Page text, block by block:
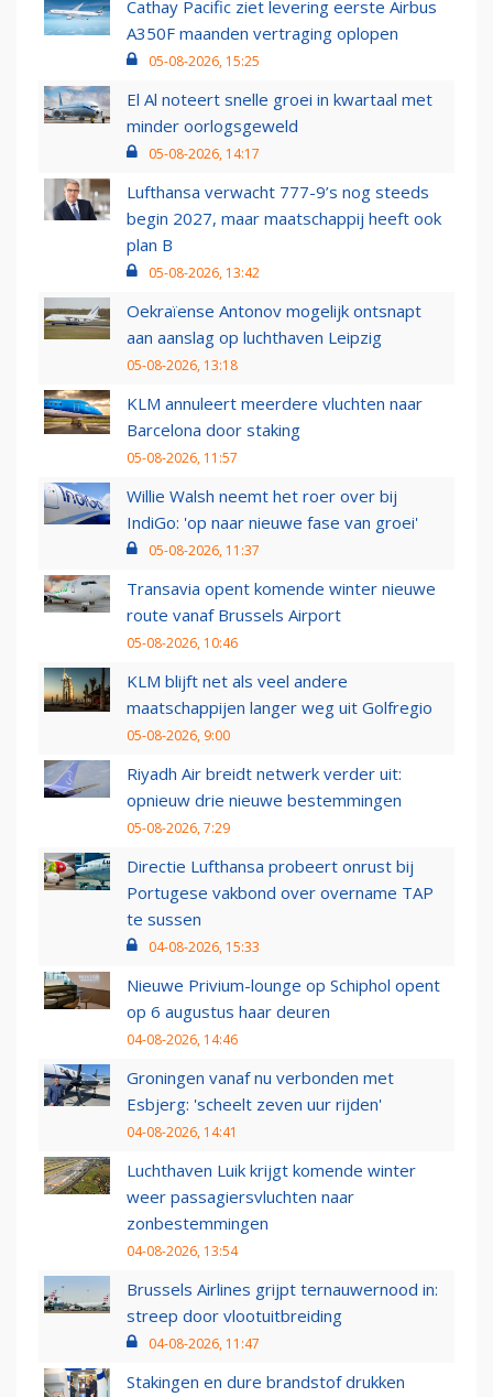
Cathay Pacific ziet levering eerste Airbus
A350F maanden vertraging oplopen
05-08-2026, 15:25
El Al noteert snelle groei in kwartaal met
minder oorlogsgeweld
05-08-2026, 14:17
Lufthansa verwacht 777-9’s nog steeds
begin 2027, maar maatschappij heeft ook
plan B
05-08-2026, 13:42
Oekraïense Antonov mogelijk ontsnapt
aan aanslag op luchthaven Leipzig
05-08-2026, 13:18
KLM annuleert meerdere vluchten naar
Barcelona door staking
05-08-2026, 11:57
Willie Walsh neemt het roer over bij
IndiGo: 'op naar nieuwe fase van groei'
05-08-2026, 11:37
Transavia opent komende winter nieuwe
route vanaf Brussels Airport
05-08-2026, 10:46
KLM blijft net als veel andere
maatschappijen langer weg uit Golfregio
05-08-2026, 9:00
Riyadh Air breidt netwerk verder uit:
opnieuw drie nieuwe bestemmingen
05-08-2026, 7:29
Directie Lufthansa probeert onrust bij
Portugese vakbond over overname TAP
te sussen
04-08-2026, 15:33
Nieuwe Privium-lounge op Schiphol opent
op 6 augustus haar deuren
04-08-2026, 14:46
Groningen vanaf nu verbonden met
Esbjerg: 'scheelt zeven uur rijden'
04-08-2026, 14:41
Luchthaven Luik krijgt komende winter
weer passagiersvluchten naar
zonbestemmingen
04-08-2026, 13:54
Brussels Airlines grijpt ternauwernood in:
streep door vlootuitbreiding
04-08-2026, 11:47
Stakingen en dure brandstof drukken